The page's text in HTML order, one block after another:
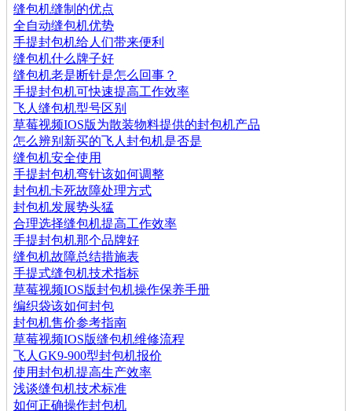
缝包机缝制的优点
全自动缝包机优势
手提封包机给人们带来便利
缝包机什么牌子好
缝包机老是断针是怎么回事？
手提封包机可快速提高工作效率
飞人缝包机型号区别
草莓视频IOS版为散装物料提供的封包机产品
怎么辨别新买的飞人封包机是否是
缝包机安全使用
手提封包机弯针该如何调整
封包机卡死故障处理方式
封包机发展势头猛
合理选择缝包机提高工作效率
手提封包机那个品牌好
缝包机故障总结措施表
手提式缝包机技术指标
草莓视频IOS版封包机操作保养手册
编织袋该如何封包
封包机售价参考指南
草莓视频IOS版缝包机维修流程
飞人GK9-900型封包机报价
使用封包机提高生产效率
浅谈缝包机技术标准
如何正确操作封包机